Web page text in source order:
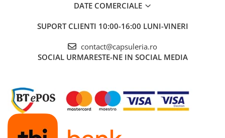
DATE COMERCIALE
SUPORT CLIENTI 10:00-16:00 LUNI-VINERI
contact@capsuleria.ro
SOCIAL URMARESTE-NE IN SOCIAL MEDIA